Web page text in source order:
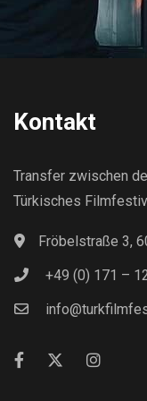
Kontakt
Transfer zwischen
Türkisches
Fröbelstraße 3,
+49 (0) 171 –